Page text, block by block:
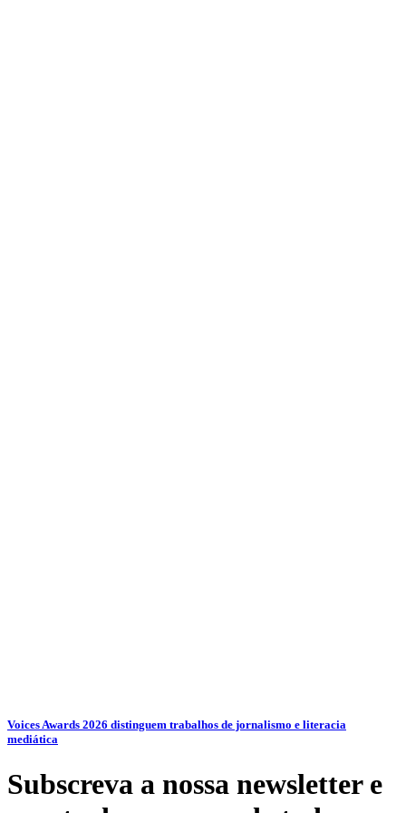
Voices Awards 2026 distinguem trabalhos de jornalismo e literacia
mediática
Subscreva a nossa newsletter e